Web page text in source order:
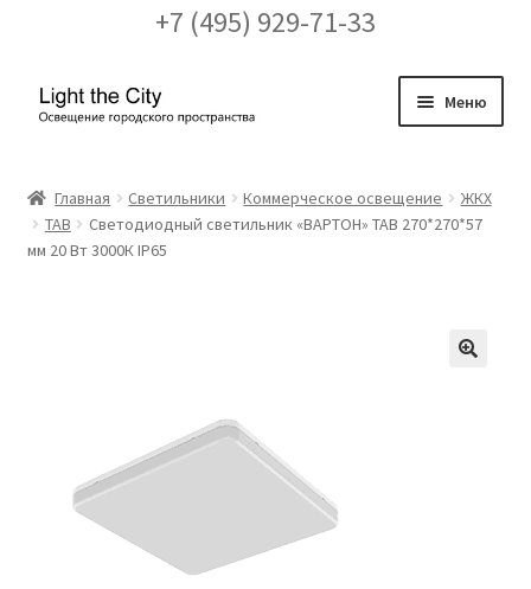
+7 (495) 929-71-33
Перейти
Перейти
Меню
FAQ про кронштейны
Заказ проекта освещения
Главная Светильники Коммерческое освещение
ЖКХ
TAB
Светодиодный светильник «ВАРТОН» TAB 270*270*57
мм 20 Вт 3000К IP65